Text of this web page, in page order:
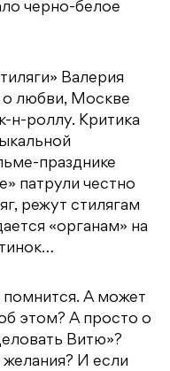
черно-белое
Валерия
о любви, Москве
н-роллу. Критика
празднике
патрули честно
режут стилягам
«органам» на
помнится. А может
этом? А просто о
Витю»?
И если